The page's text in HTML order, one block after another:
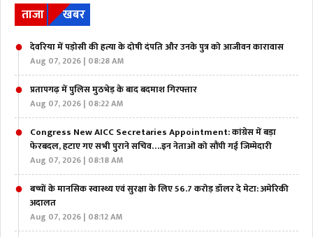
ताजा खबर
देवरिया में पड़ोसी की हत्या के दोषी दंपति और उनके पुत्र को आजीवन कारावास
Aug 07, 2026 | 08:28 AM
प्रतापगढ़ में पुलिस मुठभेड़ के बाद बदमाश गिरफ्तार
Aug 07, 2026 | 08:22 AM
Congress New AICC Secretaries Appointment: कांग्रेस में बड़ा
फेरबदल, हटाए गए सभी पुराने सचिव….इन नेताओं को सौंपी गई जिम्मेदारी
Aug 07, 2026 | 08:18 AM
बच्चों के मानसिक स्वास्थ्य एवं सुरक्षा के लिए 56.7 करोड़ डॉलर दे मेटा: अमेरिकी
अदालत
Aug 07, 2026 | 08:12 AM